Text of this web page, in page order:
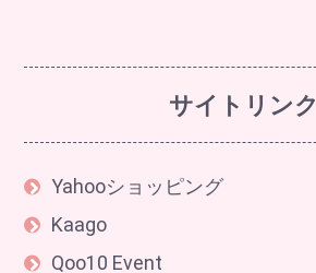
サイトリンク
Yahooショッピング
Kaago
Qoo10 Event